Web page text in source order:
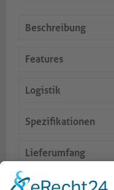
Beschreibung
Features
Logistik
Spezifikationen
Lieferumfang
Dokumente